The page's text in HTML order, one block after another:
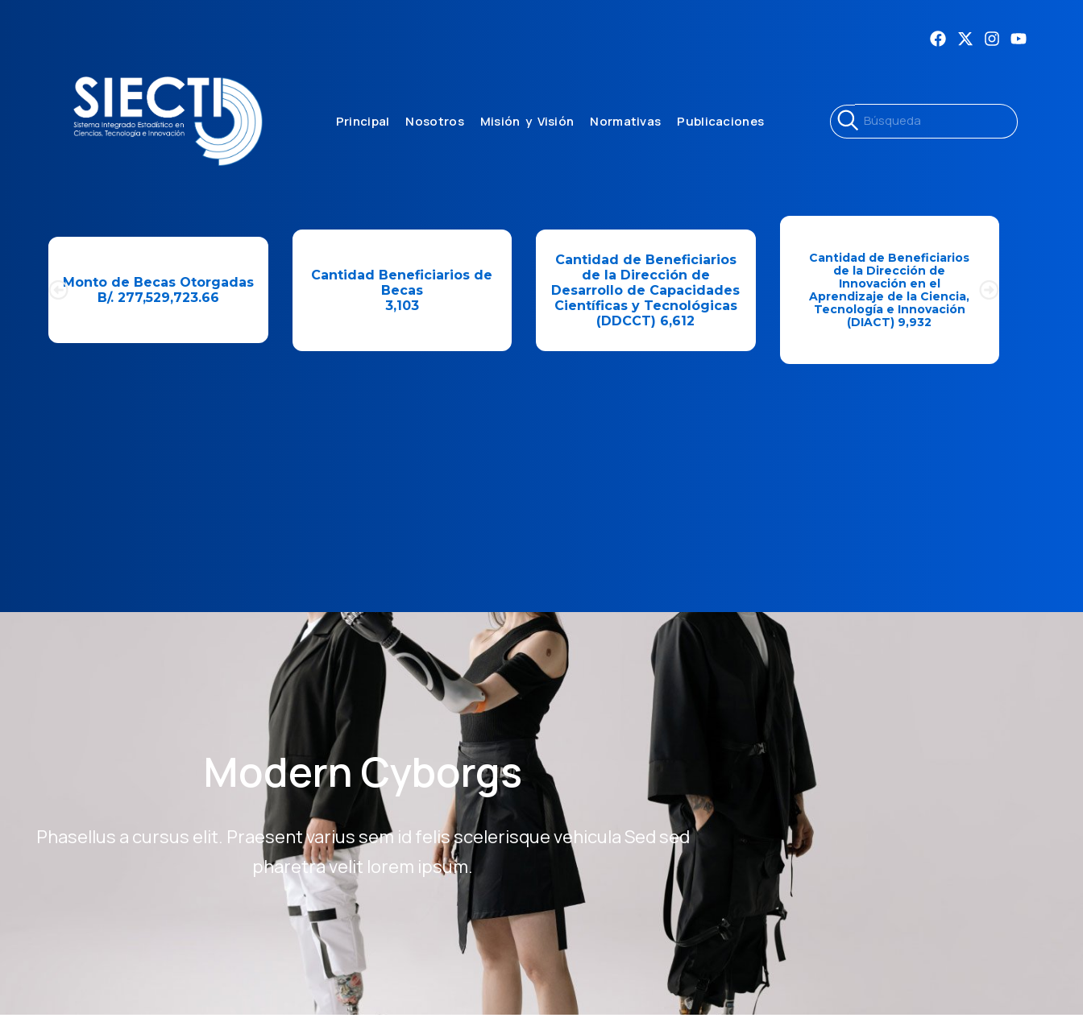
Principal Nosotros Misión y Visión Normativas Publicaciones
Cantidad Beneficiarios de
Becas
3,103
de la Dirección de
Desarrollo de Capacidades
Científicas y Tecnológicas
Cantidad de Beneficiarios
de la Dirección de
Innovación en el
Aprendizaje de la Ciencia,
Tecnología e Innovación
(DIACT)9,932
Cantidad de Beneficiarios
de la Dirección de
Innovación Empresarial
(DINE) 349
Modern Cyborgs
Phasellus a cursus elit. Praesent varius sem id felis scelerisque vehicula Sed sed
pharetra velit lorem ipsum.